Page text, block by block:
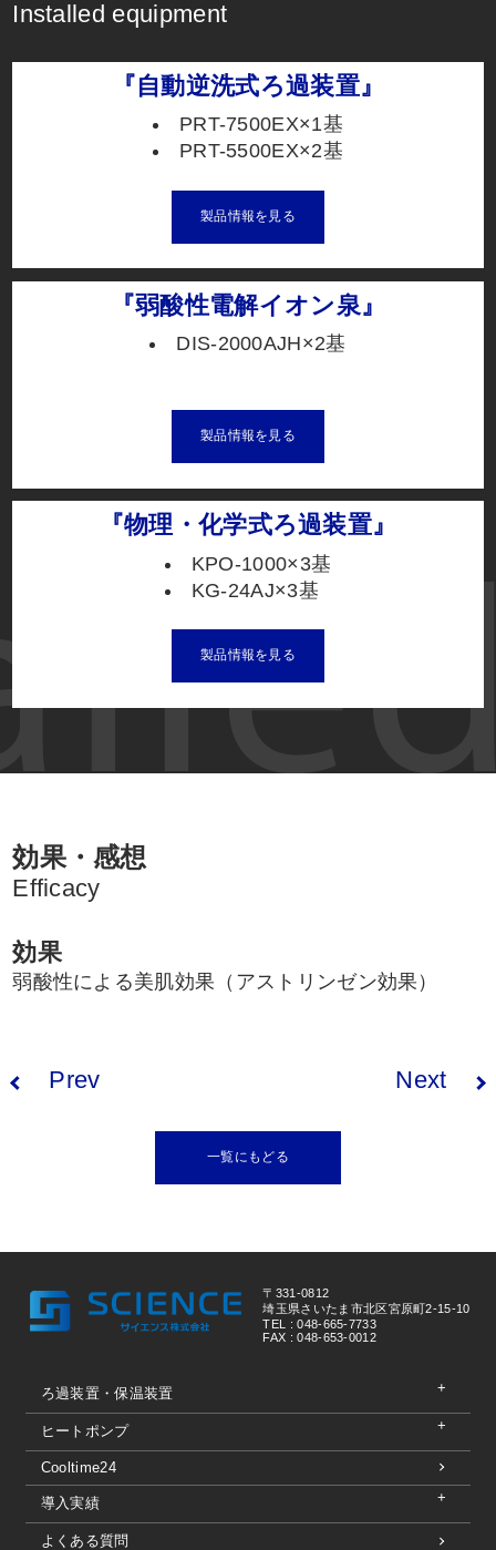
Installed equipment
『自動逆洗式ろ過装置』
PRT-7500EX×1基
PRT-5500EX×2基
製品情報を見る
『弱酸性電解イオン泉』
DIS-2000AJH×2基
製品情報を見る
『物理・化学式ろ過装置』
KPO-1000×3基
KG-24AJ×3基
製品情報を見る
効果・感想
Efficacy
効果
弱酸性による美肌効果（アストリンゼン効果）
Prev Next
一覧にもどる
〒331-0812
埼玉県さいたま市北区宮原町2-15-10
TEL : 048-665-7733
FAX : 048-653-0012
ろ過装置・保温装置
ヒートポンプ
Cooltime24
導入実績
よくある質問